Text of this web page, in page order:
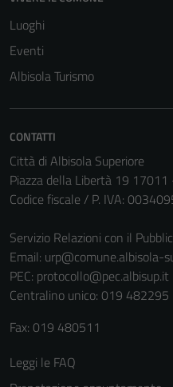
Luoghi
Eventi
Albisola Turismo
CONTATTI
Città di Albisola Superiore
Piazza della Libertà 19 17011
Codice fiscale / P. IVA:
Servizio Relazioni con il
Email: urp@comune.albisola-
PEC: protocollo@pec.albisup.it
Centralino unico: 019 482295
Fax: 019 480511
Leggi le FAQ